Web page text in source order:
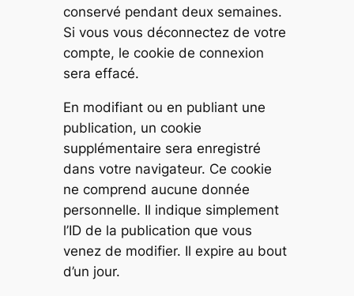
conservé pendant deux semaines.
Si vous vous déconnectez de votre
compte, le cookie de connexion
sera effacé.
En modifiant ou en publiant une
publication, un cookie
supplémentaire sera enregistré
dans votre navigateur. Ce cookie
ne comprend aucune donnée
personnelle. Il indique simplement
l’ID de la publication que vous
venez de modifier. Il expire au bout
d’un jour.